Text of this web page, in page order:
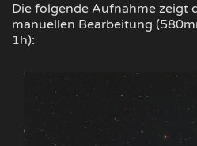
Die folgende Aufnahme zeigt
manuellen Bearbeitung
1h):